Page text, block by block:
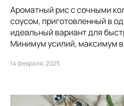
Ароматный рис с сочными
соусом, приготовленный в
идеальный вариант для
Минимум усилий, максимум
14 февраля, 2025